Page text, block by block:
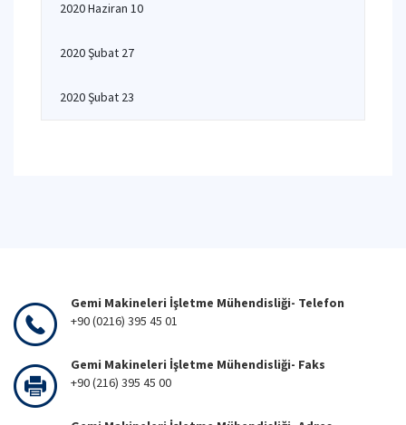
2020 Haziran 10
2020 Şubat 27
2020 Şubat 23
Gemi Makineleri İşletme Mühendisliği- Telefon
+90 (0216) 395 45 01
Gemi Makineleri İşletme Mühendisliği- Faks
+90 (216) 395 45 00